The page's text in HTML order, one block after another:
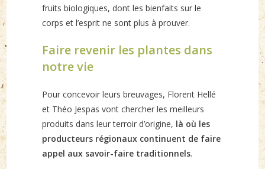
fruits biologiques, dont les bienfaits sur le
corps et l’esprit ne sont plus à prouver.
Faire revenir les plantes dans
notre vie
Pour concevoir leurs breuvages, Florent Hellé
et Théo Jespas vont chercher les meilleurs
produits dans leur terroir d’origine, là où les
producteurs régionaux continuent de faire
appel aux savoir-faire traditionnels.